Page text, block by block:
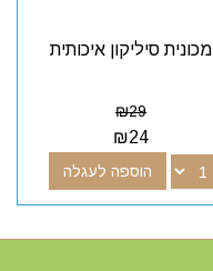
מכונית סיליקון איכותית
₪29
₪24
הוספה לעגלה